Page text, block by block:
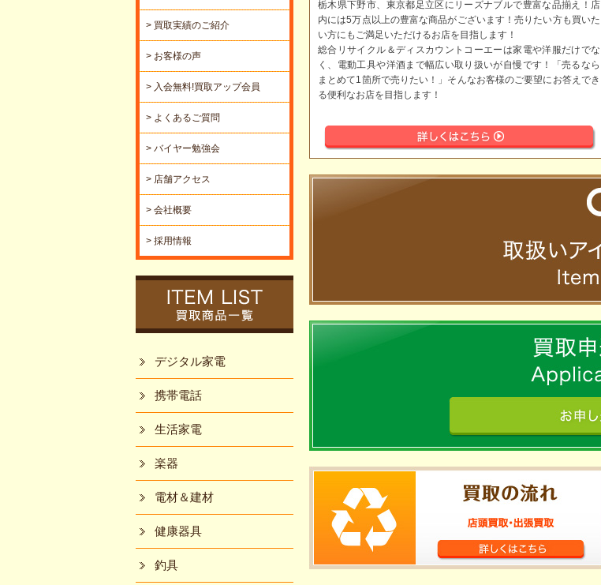
栃木県下野市、東京都足立区にリーズナブルで豊富な品揃え！店
内には5万点以上の豊富な商品がございます！売りたい方も買いた
い方にもご満足いただけるお店を目指します！
総合リサイクル＆ディスカウントコーエーは家電や洋服だけでな
く、電動工具や洋酒まで幅広い取り扱いが自慢です！「売るなら
まとめて1箇所で売りたい！」そんなお客様のご要望にお答えでき
る便利なお店を目指します！
> 買取実績のご紹介
> お客様の声
> 入会無料!買取アップ会員
> よくあるご質問
> バイヤー勉強会
> 店舗アクセス
> 会社概要
> 採用情報
デジタル家電
携帯電話
生活家電
楽器
電材＆建材
健康器具
釣具